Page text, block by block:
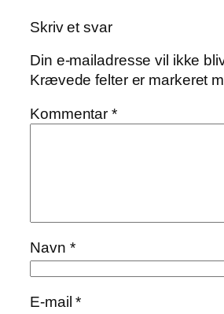
Skriv et svar
Din e-mailadresse vil ikke
Krævede felter er markeret
Kommentar*
Navn *
E-mail*